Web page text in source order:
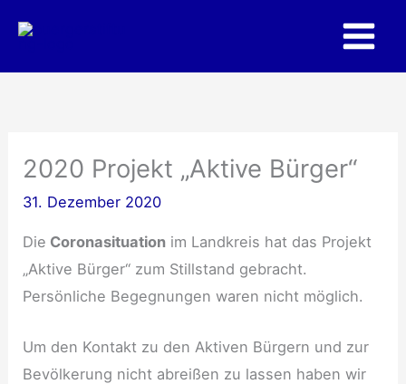
Inhalt
2020 Projekt „Aktive Bürger“
31. Dezember 2020
Die Coronasituation im Landkreis hat das Projekt
„Aktive Bürger“ zum Stillstand gebracht.
Persönliche Begegnungen waren nicht möglich.
Um den Kontakt zu den Aktiven Bürgern und zur
Bevölkerung nicht abreißen zu lassen haben wir